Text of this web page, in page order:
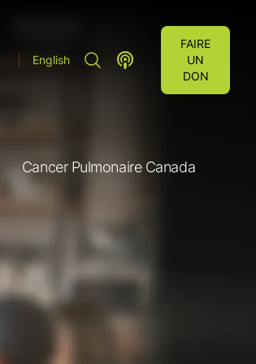
English RECHERCHE"LUNG CANCER VOICES
FAIRE
UN
DON
Cancer Pulmonaire Canada